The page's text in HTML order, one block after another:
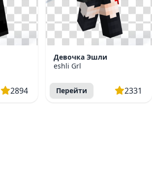
2894
Девочка Эшли
eshli Grl
Перейти 2331